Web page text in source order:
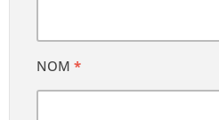
NOM *